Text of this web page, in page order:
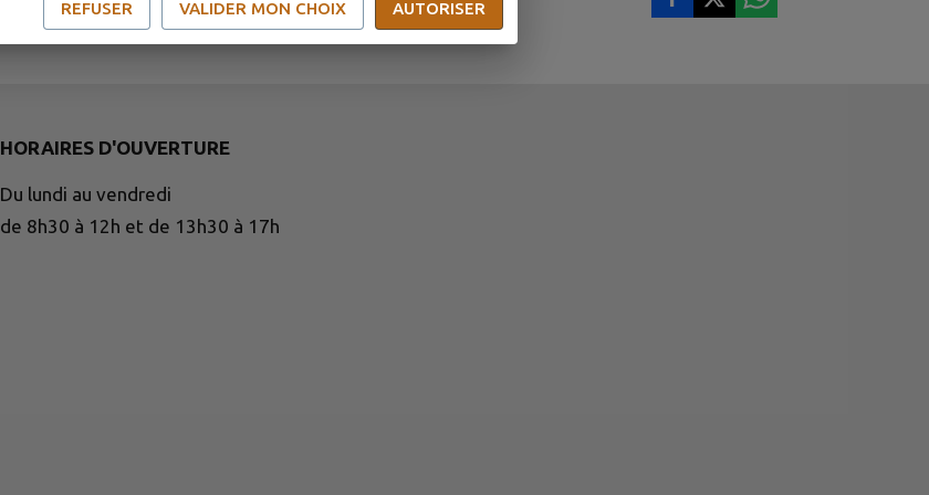
HORAIRES D'OUVERTURE
Du lundi au vendredi
de 8h30 à 12h et de 13h30 à 17h
REFUSER VALIDER MON CHOIX AUTORISER